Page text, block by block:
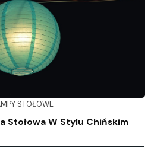
STOŁOWE
Stołowa W Stylu Chińskim